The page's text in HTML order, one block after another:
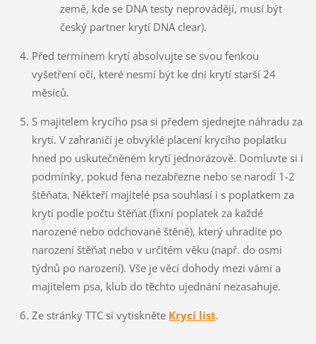
země, kde se DNA testy neprovádějí, musí být
český partner krytí DNA clear).
Před termínem krytí absolvujte se svou fenkou
vyšetření očí, které nesmí být ke dni krytí starší 24
měsíců.
S majitelem krycího psa si předem sjednejte náhradu za
krytí. V zahraničí je obvyklé placení krycího poplatku
hned po uskutečněném krytí jednorázově. Domluvte si i
podmínky, pokud fena nezabřezne nebo se narodí 1-2
štěňata. Někteří majitelé psa souhlasí i s poplatkem za
krytí podle počtu štěňat (fixní poplatek za každé
narozené nebo odchované štěně), který uhradíte po
narození štěňat nebo v určitém věku (např. do osmi
týdnů po narození). Vše je věcí dohody mezi vámi a
majitelem psa, klub do těchto ujednání nezasahuje.
Ze stránky TTC si vytiskněte Krycí list.